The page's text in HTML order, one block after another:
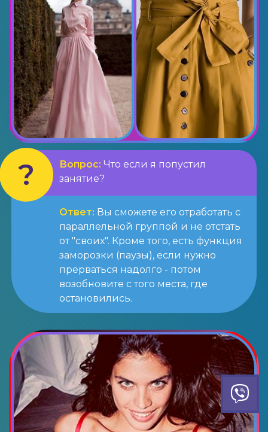
Вопрос: Что если я попустил
занятие?
Ответ: Вы сможете его отработать с
параллельной группой и не отстать
от "своих". Кроме того, есть функция
заморозки (паузы), если нужно
прерваться надолго - потом
возобновите с того места, где
остановились.